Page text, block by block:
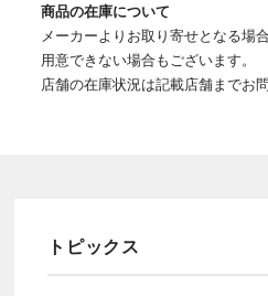
商品の在庫について
メーカーよりお取り寄せとなる場
用意できない場合もございます。
店舗の在庫状況は記載店舗までお
トピックス